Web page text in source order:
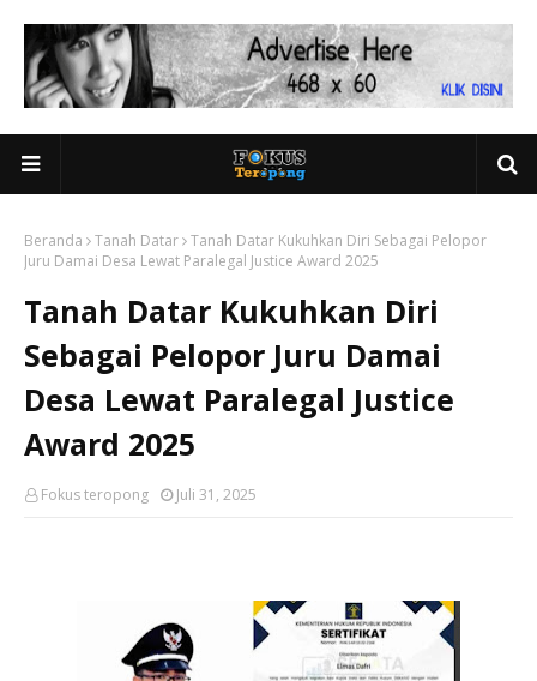
Beranda Tanah Datar Tanah Datar Kukuhkan Diri Sebagai Pelopor
Juru Damai Desa Lewat Paralegal Justice Award 2025
Tanah Datar Kukuhkan Diri
Sebagai Pelopor Juru Damai
Desa Lewat Paralegal Justice
Award 2025
Fokus teropong Juli 31, 2025